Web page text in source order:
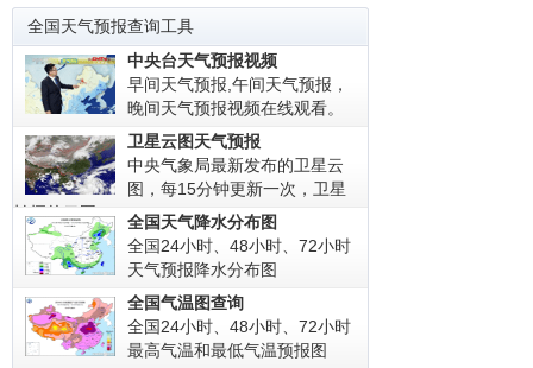
全国天气预报查询工具
中央台天气预报视频
早间天气预报,午间天气预报，
晚间天气预报视频在线观看。
卫星云图天气预报
中央气象局最新发布的卫星云
图，每15分钟更新一次，卫星
拍摄的云图!
全国天气降水分布图
全国24小时、48小时、72小时
天气预报降水分布图
全国气温图查询
全国24小时、48小时、72小时
最高气温和最低气温预报图